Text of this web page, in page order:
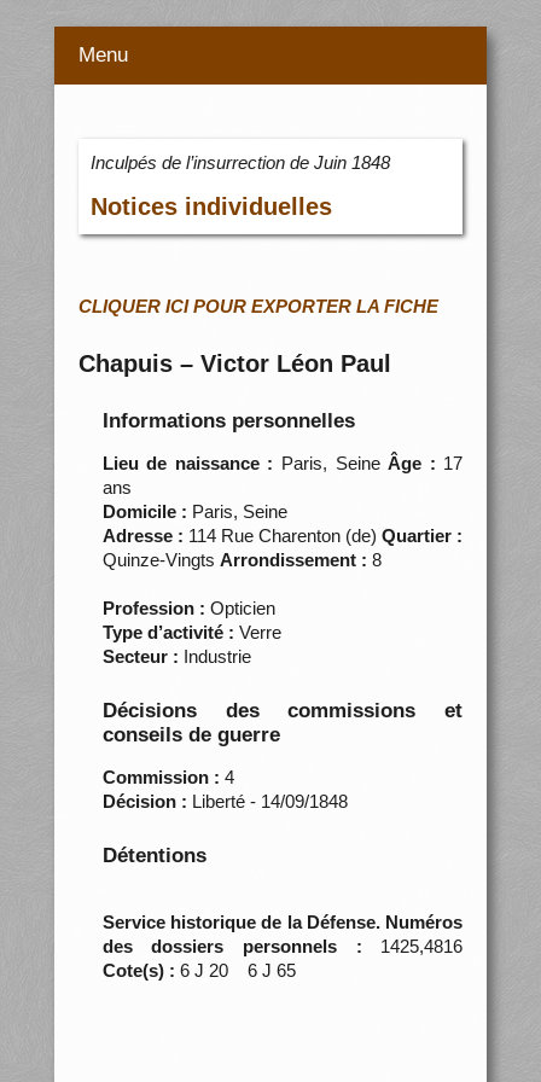
Menu
Inculpés de l’insurrection de Juin 1848
Notices individuelles
CLIQUER ICI POUR EXPORTER LA FICHE
Chapuis – Victor Léon Paul
Informations personnelles
Lieu de naissance : Paris, SeineÂge : 17
ans
Domicile : Paris, Seine
Adresse : 114 Rue Charenton (de)Quartier :
Quinze-Vingts Arrondissement : 8
Profession : Opticien
Type d’activité : Verre
Secteur : Industrie
Décisions des commissions et
conseils de guerre
Commission : 4
Décision : Liberté - 14/09/1848
Détentions
Service historique de la Défense. Numéros
des dossiers personnels : 1425,4816
Cote(s) : 6 J 20 6 J 65